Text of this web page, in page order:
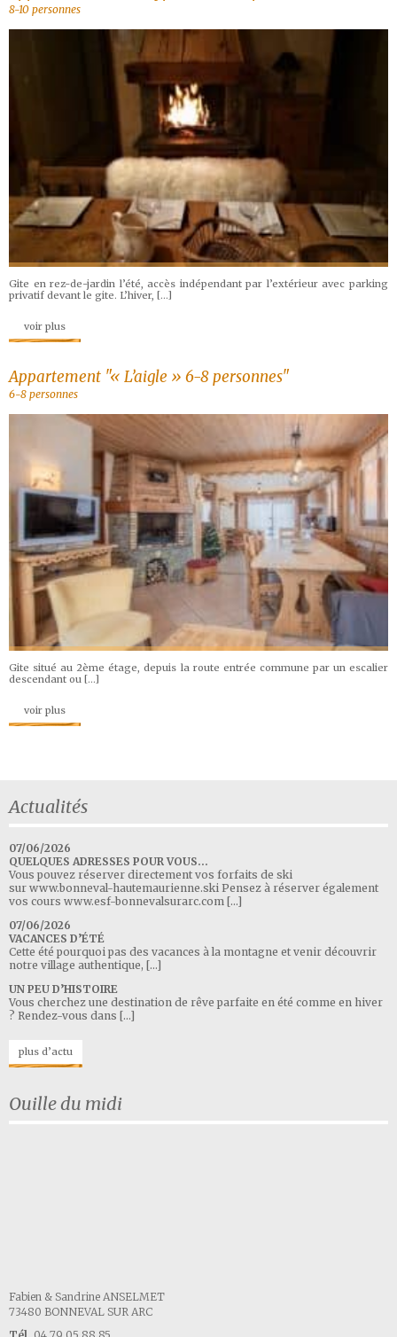
8-10 personnes
Gite en rez-de-jardin l’été, accès indépendant par l’extérieur avec parking
privatif devant le gite. L’hiver, […]
voir plus
Appartement "« L’aigle » 6-8 personnes"
6-8 personnes
Gite situé au 2ème étage, depuis la route entrée commune par un escalier
descendant ou […]
voir plus
Actualités
07/06/2026
QUELQUES ADRESSES POUR VOUS…
Vous pouvez réserver directement vos forfaits de ski
sur www.bonneval-hautemaurienne.ski Pensez à réserver également
vos cours www.esf-bonnevalsurarc.com […]
07/06/2026
VACANCES D’ÉTÉ
Cette été pourquoi pas des vacances à la montagne et venir découvrir
notre village authentique, […]
UN PEU D’HISTOIRE
Vous cherchez une destination de rêve parfaite en été comme en hiver
? Rendez-vous dans […]
plus d’actu
Ouille du midi
Fabien & Sandrine ANSELMET
73480 BONNEVAL SUR ARC